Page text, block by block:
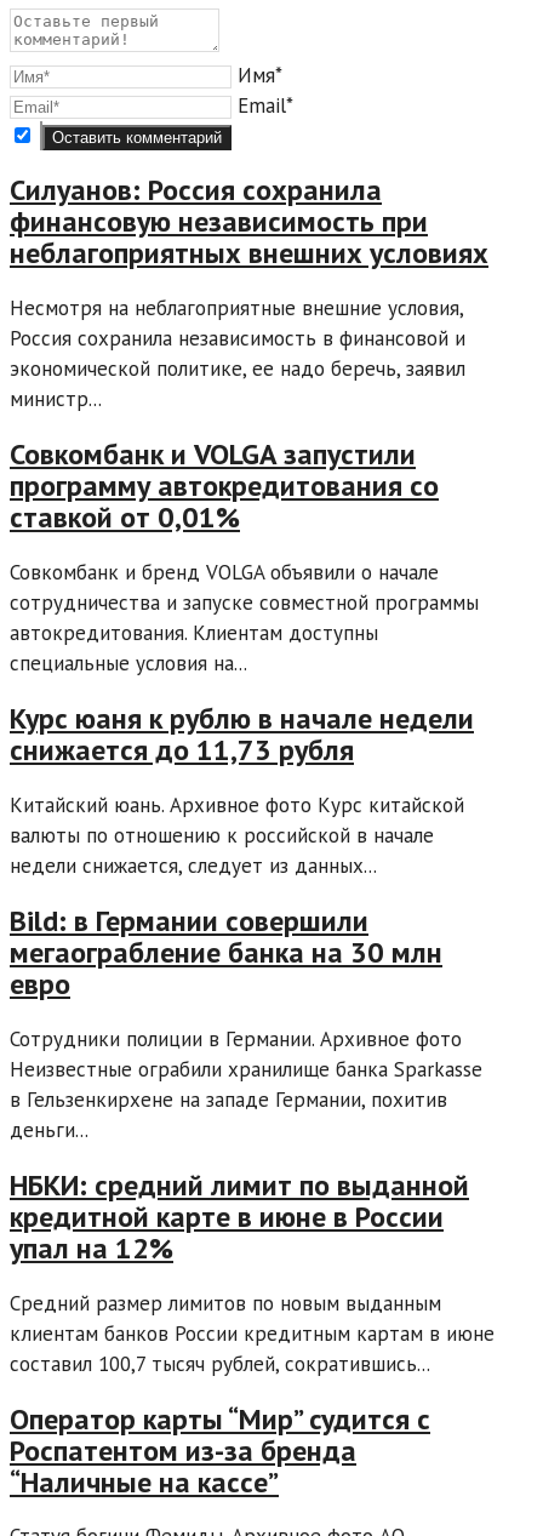
Имя*
Email*
Силуанов: Россия сохранила
финансовую независимость при
неблагоприятных внешних условиях
Несмотря на неблагоприятные внешние условия,
Россия сохранила независимость в финансовой и
экономической политике, ее надо беречь, заявил
министр...
Совкомбанк и VOLGA запустили
программу автокредитования со
ставкой от 0,01%
Совкомбанк и бренд VOLGA объявили о начале
сотрудничества и запуске совместной программы
автокредитования. Клиентам доступны
специальные условия на...
Курс юаня к рублю в начале недели
снижается до 11,73 рубля
Китайский юань. Архивное фото Курс китайской
валюты по отношению к российской в начале
недели снижается, следует из данных...
Bild: в Германии совершили
мегаограбление банка на 30 млн
евро
Сотрудники полиции в Германии. Архивное фото
Неизвестные ограбили хранилище банка Sparkasse
в Гельзенкирхене на западе Германии, похитив
деньги...
НБКИ: средний лимит по выданной
кредитной карте в июне в России
упал на 12%
Средний размер лимитов по новым выданным
клиентам банков России кредитным картам в июне
составил 100,7 тысяч рублей, сократившись...
Оператор карты “Мир” судится с
Роспатентом из-за бренда
“Наличные на кассе”